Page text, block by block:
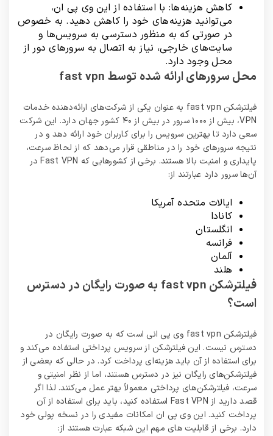
کاهش هزینه‌ها: با استفاده از این وی پی ان،
می‌توانید هزینه‌های خود را کاهش دهید. به خصوص
در صورتی که به منظور دسترسی به سرویس‌ها و
سایت‌های خارجی، نیاز به اتصال به سرورهای دور از
محل وجود دارد.
محل سرورهای ارائه شده توسط fast vpn
فیلترشکن fast vpn به عنوان یکی از شرکت‌های ارائه‌دهنده خدمات
VPN، بیش از ۱۰۰۰ سرور در بیش از ۴۰ کشور جهان دارد. این شرکت
سعی دارد تا بهترین سرویس را برای کاربران خود ارائه دهد و در
نتیجه سرورهای خود را در مناطقی قرار می‌دهد که از لحاظ سرعت،
پایداری و امنیت بالا هستند. برخی از کشورهایی که Fast VPN در
آن‌ها سرور دارد عبارتند از:
ایالات متحده آمریکا
کانادا
انگلستان
فرانسه
آلمان
هلند
فیلترشکن fast vpn به صورت رایگان در دسترس
است؟
فیلترشکن fast vpn وی پی انی است که به صورت رایگان در
دسترس نیست. این فیلترشکن از سرویس پرداختی استفاده می‌کند و
برای استفاده از آن باید هزینه‌ای پرداخت کرد. در حالی که بعضی از
فیلترشکن‌های رایگان نیز در دسترس هستند، اما از نظر امنیتی و
سرعت، فیلترشکن‌های پرداختی معمولاً بهتر عمل می‌کنند. لذا اگر
قصد دارید از Fast VPN استفاده کنید، باید برای استفاده از آن
پرداخت کنید. این وی پی ان امکانات مفیدی را در نسخه پولی خود
دارد. برخی از قابلیت های مهم این شبکه عبارت هستند از: